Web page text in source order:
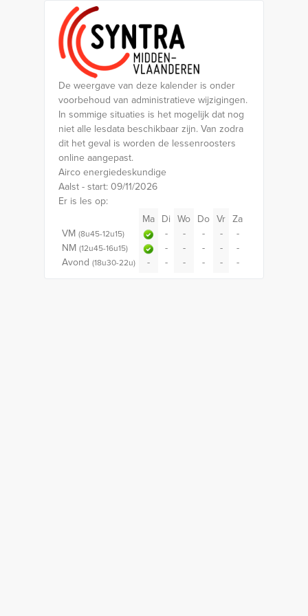
De weergave van deze kalender is onder
voorbehoud van administratieve wijzigingen.
In sommige situaties is het mogelijk dat nog
niet alle lesdata beschikbaar zijn. Van zodra
dit het geval is worden de lessenroosters
online aangepast.
Airco energiedeskundige
Aalst - start: 09/11/2026
Er is les op:
VM (8u45-12u15)
NM (12u45-16u15)
Avond (18u30-22u)
Ma
-
Di
-
-
-
Wo
-
-
-
Do
-
-
-
Vr
-
-
-
Za
-
-
-